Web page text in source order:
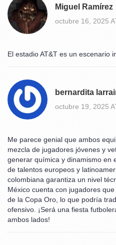
Miguel Ramírez
octubre 16, 2025
El estadio AT&T es un escenario
bernardita
octubre 19, 2025
Me parece genial que ambos
mezcla de jugadores jóvenes y
generar química y dinamismo en
de talentos europeos y
colombiana garantiza un nivel
México cuenta con jugadores
de la Copa Oro, lo que podría
ofensivo. ¡Será una fiesta
ambos lados!